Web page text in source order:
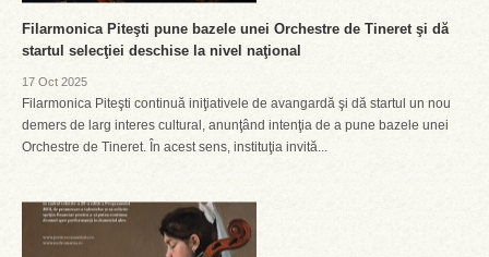
Filarmonica Piteşti pune bazele unei Orchestre de Tineret şi dă
startul selecţiei deschise la nivel naţional
17 Oct 2025
Filarmonica Piteşti continuă iniţiativele de avangardă şi dă startul un nou
demers de larg interes cultural, anunţând intenţia de a pune bazele unei
Orchestre de Tineret. În acest sens, instituţia invită...